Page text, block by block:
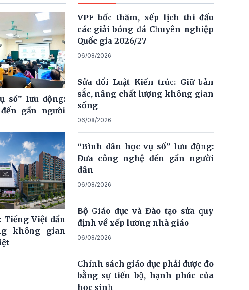
số” lưu động:
gần người
Tiếng Việt dần
không gian
VPF bốc thăm, xếp lịch thi đấu
các giải bóng đá Chuyên nghiệp
Quốc gia 2026/27
06/08/2026
Sửa đổi Luật Kiến trúc: Giữ bản
sắc, nâng chất lượng không gian
sống
06/08/2026
“Bình dân học vụ số” lưu động:
Đưa công nghệ đến gần người
dân
06/08/2026
Bộ Giáo dục và Đào tạo sửa quy
định về xếp lương nhà giáo
06/08/2026
Chính sách giáo dục phải được đo
bằng sự tiến bộ, hạnh phúc của
học sinh